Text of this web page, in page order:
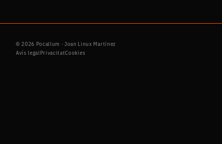
© 2026 Pocallum · Joan Linux Martínez
Avís legalPrivacitatCookies